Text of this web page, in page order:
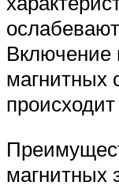
Включение
магнитных
магнитных